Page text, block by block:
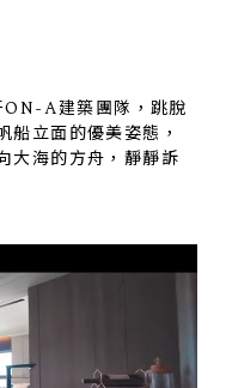
ON-A建築團隊，跳脫
船立面的優美姿態，
大海的方舟，靜靜訴